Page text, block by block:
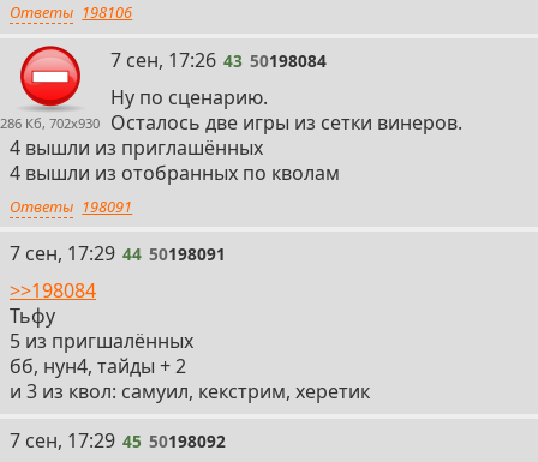
Ответы 198106
286 Кб, 702x930
43
7 сен, 17:26 43 50198084
Ну по сценарию.
Осталось две игры из сетки винеров.
4 вышли из приглашённых
4 вышли из отобранных по кволам
Ответы 198091
44
7 сен, 17:29 44 50198091
>>198084
Тьфу
5 из пригшалённых
бб, нун4, тайды + 2
и 3 из квол: самуил, кекстрим, херетик
45
7 сен, 17:29 45 50198092